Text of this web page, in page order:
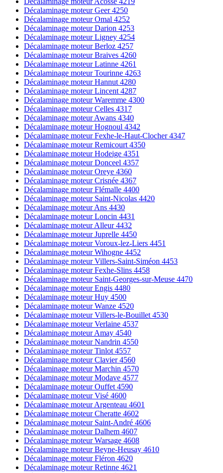
Décalaminage moteur Geer 4250
Décalaminage moteur Omal 4252
Décalaminage moteur Darion 4253
Décalaminage moteur Ligney 4254
Décalaminage moteur Berloz 4257
Décalaminage moteur Braives 4260
Décalaminage moteur Latinne 4261
Décalaminage moteur Tourinne 4263
Décalaminage moteur Hannut 4280
Décalaminage moteur Lincent 4287
Décalaminage moteur Waremme 4300
Décalaminage moteur Celles 4317
Décalaminage moteur Awans 4340
Décalaminage moteur Hognoul 4342
Décalaminage moteur Fexhe-le-Haut-Clocher 4347
Décalaminage moteur Remicourt 4350
Décalaminage moteur Hodeige 4351
Décalaminage moteur Donceel 4357
Décalaminage moteur Oreye 4360
Décalaminage moteur Crisnée 4367
Décalaminage moteur Flémalle 4400
Décalaminage moteur Saint-Nicolas 4420
Décalaminage moteur Ans 4430
Décalaminage moteur Loncin 4431
Décalaminage moteur Alleur 4432
Décalaminage moteur Juprelle 4450
Décalaminage moteur Voroux-lez-Liers 4451
Décalaminage moteur Wihogne 4452
Décalaminage moteur Villers-Saint-Siméon 4453
Décalaminage moteur Fexhe-Slins 4458
Décalaminage moteur Saint-Georges-sur-Meuse 4470
Décalaminage moteur Engis 4480
Décalaminage moteur Huy 4500
Décalaminage moteur Wanze 4520
Décalaminage moteur Villers-le-Bouillet 4530
Décalaminage moteur Verlaine 4537
Décalaminage moteur Amay 4540
Décalaminage moteur Nandrin 4550
Décalaminage moteur Tinlot 4557
Décalaminage moteur Clavier 4560
Décalaminage moteur Marchin 4570
Décalaminage moteur Modave 4577
Décalaminage moteur Ouffet 4590
Décalaminage moteur Visé 4600
Décalaminage moteur Argenteau 4601
Décalaminage moteur Cheratte 4602
Décalaminage moteur Saint-André 4606
Décalaminage moteur Dalhem 4607
Décalaminage moteur Warsage 4608
Décalaminage moteur Beyne-Heusay 4610
Décalaminage moteur Fléron 4620
Décalaminage moteur Retinne 4621